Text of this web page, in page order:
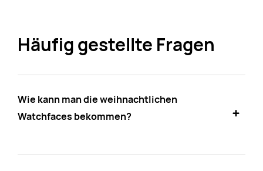
Häufig gestellte Fragen
Wie kann man die weihnachtlichen
Watchfaces bekommen?